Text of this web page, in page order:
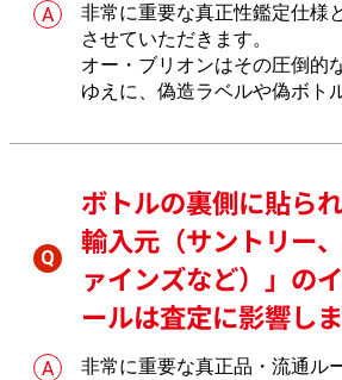
非常に重要な真正性鑑定仕様
させていただきます。
オー・ブリオンはその圧倒的
ゆえに、偽造ラベルや偽ボト
ざいます。おたからやでは、
印刷精度などを多角的に検証
します。
ボトルの裏側に貼ら
輸入元（サントリー
ァインズなど）」の
ールは査定に影響し
非常に重要な真正品・流通ル